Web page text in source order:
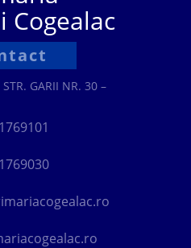
Cogealac
GARII NR. 30 –